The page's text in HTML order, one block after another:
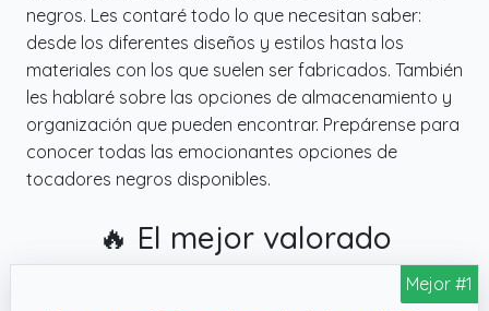
negros. Les contaré todo lo que necesitan saber:
desde los diferentes diseños y estilos hasta los
materiales con los que suelen ser fabricados. También
les hablaré sobre las opciones de almacenamiento y
organización que pueden encontrar. Prepárense para
conocer todas las emocionantes opciones de
tocadores negros disponibles.
🔥 El mejor valorado
Mejor #1